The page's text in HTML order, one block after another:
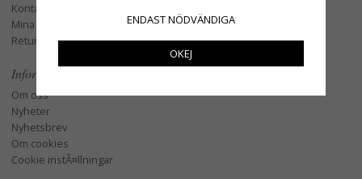
Kontakta oss
Mina favoriter
Retur och Reklamation
Information
Om oss
Nyheter
Nyhetsbrev
Om cookies
Cookie instÃ¤llningar
ENDAST NÖDVÄNDIGA
OKEJ